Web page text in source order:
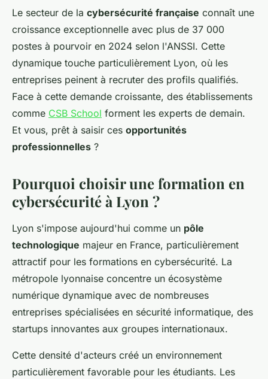
Le secteur de la cybersécurité française connaît une
croissance exceptionnelle avec plus de 37 000
postes à pourvoir en 2024 selon l'ANSSI. Cette
dynamique touche particulièrement Lyon, où les
entreprises peinent à recruter des profils qualifiés.
Face à cette demande croissante, des établissements
comme CSB School forment les experts de demain.
Et vous, prêt à saisir ces opportunités
professionnelles ?
Pourquoi choisir une formation en
cybersécurité à Lyon ?
Lyon s'impose aujourd'hui comme un pôle
technologique majeur en France, particulièrement
attractif pour les formations en cybersécurité. La
métropole lyonnaise concentre un écosystème
numérique dynamique avec de nombreuses
entreprises spécialisées en sécurité informatique, des
startups innovantes aux groupes internationaux.
Cette densité d'acteurs créé un environnement
particulièrement favorable pour les étudiants. Les